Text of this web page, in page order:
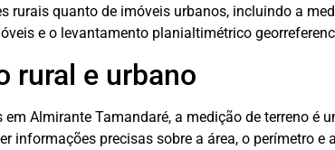
rurais quanto de imóveis urbanos, incluindo a
e o levantamento planialtimétrico
rural e urbano
Almirante Tamandaré, a medição de terreno é
informações precisas sobre a área, o perímetro e